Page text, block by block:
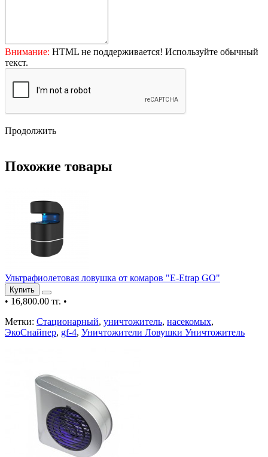
Внимание: HTML не поддерживается! Используйте обычный
текст.
Продолжить
Похожие товары
Ультрафиолетовая ловушка от комаров "E-Etrap GO"
Купить
• 16,800.00 тг. •
Метки: Стационарный, уничтожитель, насекомых,
ЭкоСнайпер, gf-4, Уничтожители Ловушки Уничтожитель